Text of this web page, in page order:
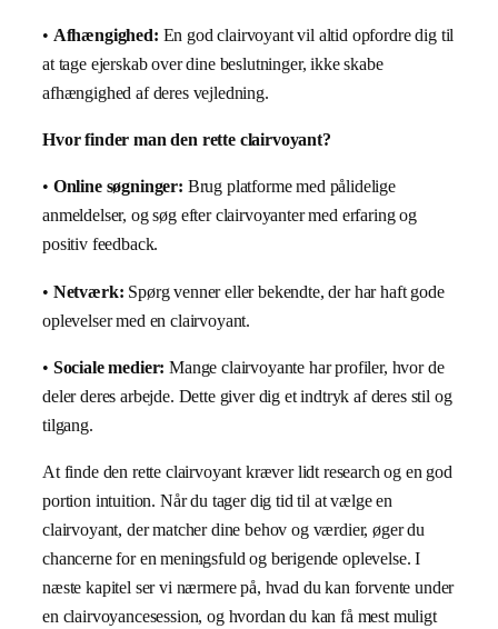
• Afhængighed: En god clairvoyant vil altid opfordre dig til
at tage ejerskab over dine beslutninger, ikke skabe
afhængighed af deres vejledning.
Hvor finder man den rette clairvoyant?
• Online søgninger: Brug platforme med pålidelige
anmeldelser, og søg efter clairvoyanter med erfaring og
positiv feedback.
• Netværk: Spørg venner eller bekendte, der har haft gode
oplevelser med en clairvoyant.
• Sociale medier: Mange clairvoyante har profiler, hvor de
deler deres arbejde. Dette giver dig et indtryk af deres stil og
tilgang.
At finde den rette clairvoyant kræver lidt research og en god
portion intuition. Når du tager dig tid til at vælge en
clairvoyant, der matcher dine behov og værdier, øger du
chancerne for en meningsfuld og berigende oplevelse. I
næste kapitel ser vi nærmere på, hvad du kan forvente under
en clairvoyancesession, og hvordan du kan få mest muligt